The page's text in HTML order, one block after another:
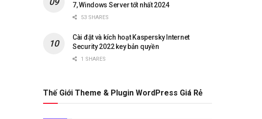
7, Windows Server tốt nhất 2024
53 SHARES
Cài đặt và kích hoạt Kaspersky Internet
Security 2022 key bản quyền
1 SHARES
Thế Giới Theme & Plugin WordPress Giá Rẻ